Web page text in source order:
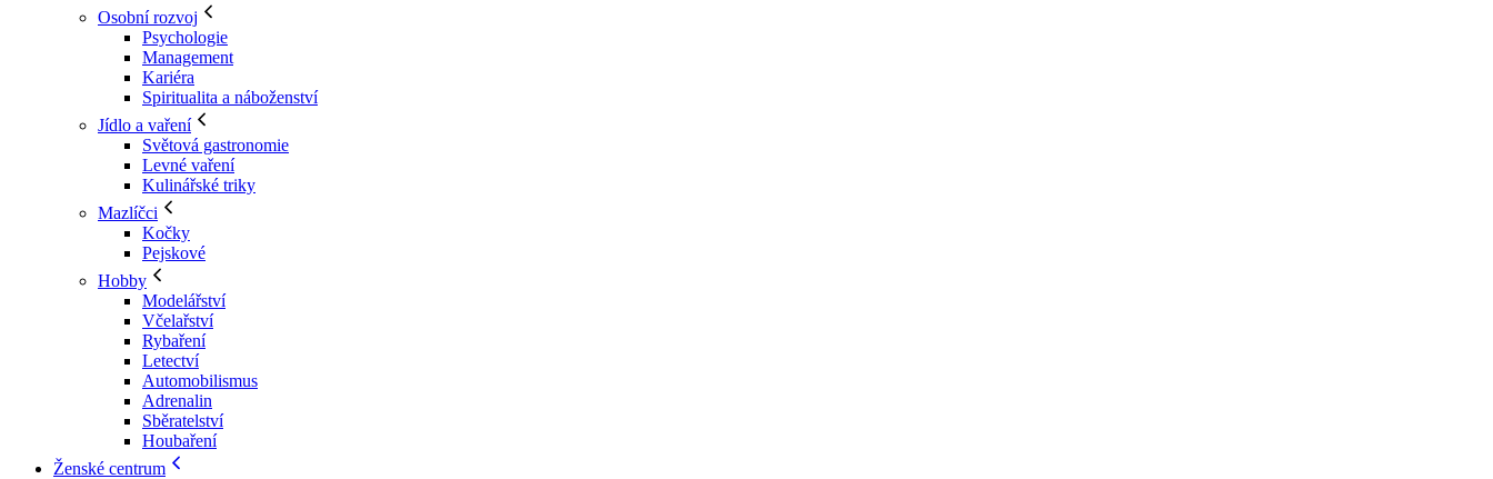
Osobní rozvoj
Psychologie
Management
Kariéra
Spiritualita a náboženství
Jídlo a vaření
Světová gastronomie
Levné vaření
Kulinářské triky
Mazlíčci
Kočky
Pejskové
Hobby
Modelářství
Včelařství
Rybaření
Letectví
Automobilismus
Adrenalin
Sběratelství
Houbaření
Ženské centrum